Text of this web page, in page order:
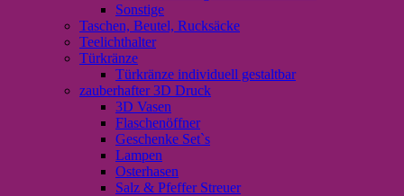
Sonstige
Taschen, Beutel, Rucksäcke
Teelichthalter
Türkränze
Türkränze individuell gestaltbar
zauberhafter 3D Druck
3D Vasen
Flaschenöffner
Geschenke Set`s
Lampen
Osterhasen
Salz & Pfeffer Streuer